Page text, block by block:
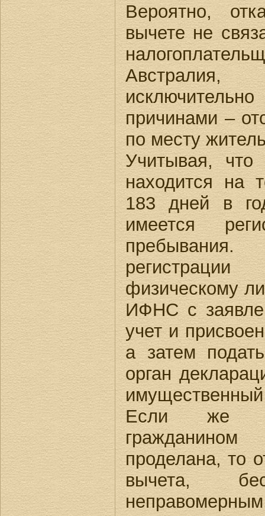
Вероятно,
вычете не
причинами –
по месту
Учитывая, что
находится на
183 дней в
имеется
физическому
ИФНС с
учет и
а затем
орган
Если же
проделана, то
вычета,